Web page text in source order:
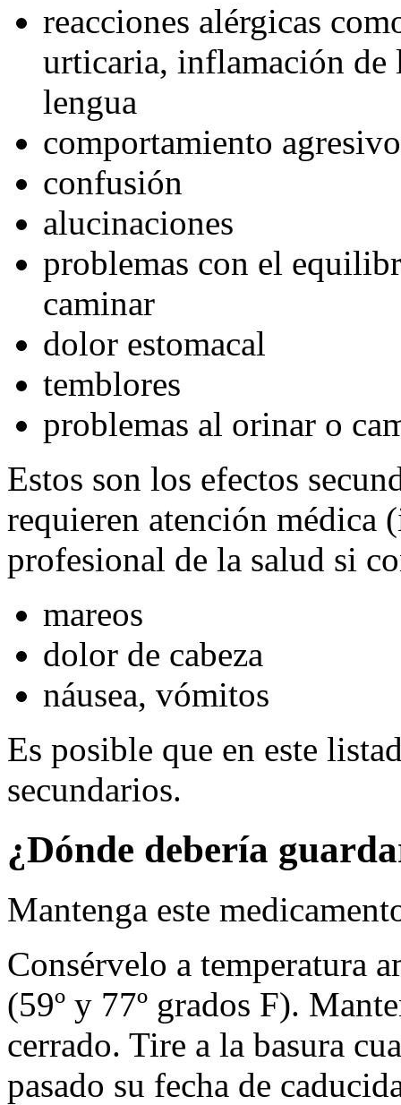
reacciones alérgicas
urticaria, inflamación de
lengua
comportamiento agresivo
confusión
alucinaciones
problemas con el
caminar
dolor estomacal
temblores
problemas al orinar o
Estos son los efectos
requieren atención médica
profesional de la salud si
mareos
dolor de cabeza
náusea, vómitos
Es posible que en este
secundarios.
¿Dónde debería
Mantenga este
Consérvelo a temperatura
(59º y 77º grados F).
cerrado. Tire a la basura
pasado su fecha de